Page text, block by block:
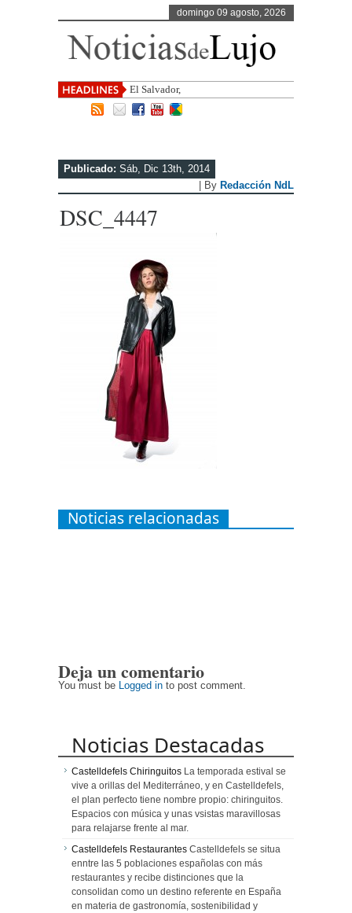
domingo 09 agosto, 2026
El Salvador, uno de los destinos co
Publicado: Sáb, Dic 13th, 2014
| By Redacción NdL
DSC_4447
Noticias relacionadas
Deja un comentario
You must be Logged in to post comment.
Noticias Destacadas
Castelldefels Chiringuitos La temporada estival se
vive a orillas del Mediterráneo, y en Castelldefels,
el plan perfecto tiene nombre propio: chiringuitos.
Espacios con música y unas vsistas maravillosas
para relajarse frente al mar.
Castelldefels Restaurantes Castelldefels se situa
enntre las 5 poblaciones españolas con más
restaurantes y recibe distinciones que la
consolidan como un destino referente en España
en materia de gastronomía, sostenibilidad y